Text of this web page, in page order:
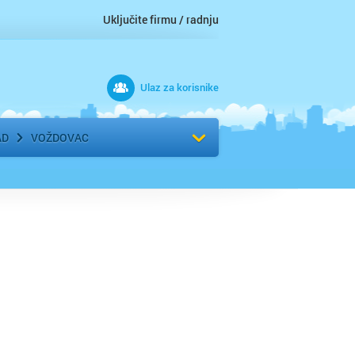
Uključite firmu / radnju
Ulaz za korisnike
VOŽDOVAC